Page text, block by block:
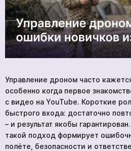
BlueBird
Управление дроном часто
особенно когда первое
с видео на YouTube. Короткие
быстрого входа: достаточно
– и результат якобы
такой подход формирует
полёте, безопасности и